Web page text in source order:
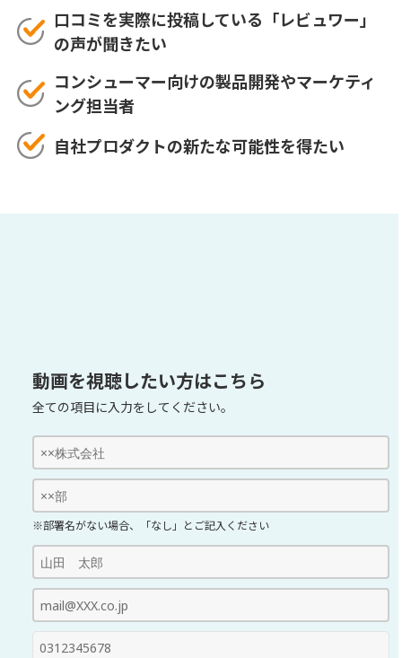
口コミを実際に投稿している「レビュワー」
の声が聞きたい
コンシューマー向けの製品開発やマーケティ
ング担当者
自社プロダクトの新たな可能性を得たい
動画を視聴したい方はこちら
全ての項目に入力をしてください。
※部署名がない場合、「なし」とご記入ください